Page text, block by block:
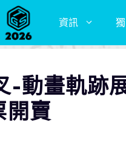
資訊
-動畫軌跡
開賣